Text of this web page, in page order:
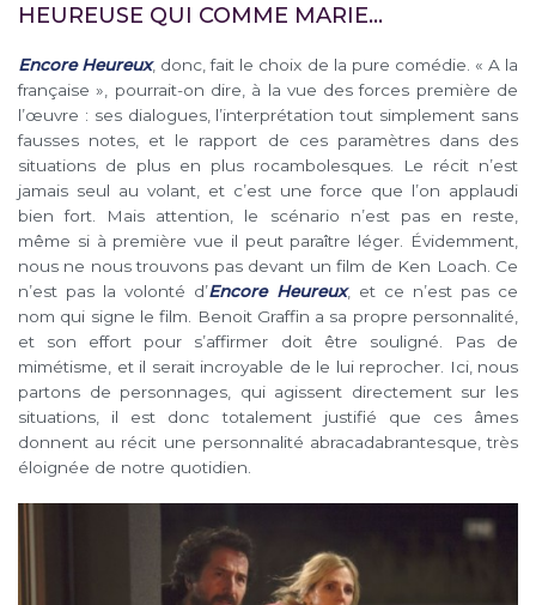
HEUREUSE QUI COMME MARIE…
Encore Heureux, donc, fait le choix de la pure comédie. « A la
française », pourrait-on dire, à la vue des forces première de
l’œuvre : ses dialogues, l’interprétation tout simplement sans
fausses notes, et le rapport de ces paramètres dans des
situations de plus en plus rocambolesques. Le récit n’est
jamais seul au volant, et c’est une force que l’on applaudi
bien fort. Mais attention, le scénario n’est pas en reste,
même si à première vue il peut paraître léger. Évidemment,
nous ne nous trouvons pas devant un film de Ken Loach. Ce
n’est pas la volonté d’Encore Heureux, et ce n’est pas ce
nom qui signe le film. Benoit Graffin a sa propre personnalité,
et son effort pour s’affirmer doit être souligné. Pas de
mimétisme, et il serait incroyable de le lui reprocher. Ici, nous
partons de personnages, qui agissent directement sur les
situations, il est donc totalement justifié que ces âmes
donnent au récit une personnalité abracadabrantesque, très
éloignée de notre quotidien.